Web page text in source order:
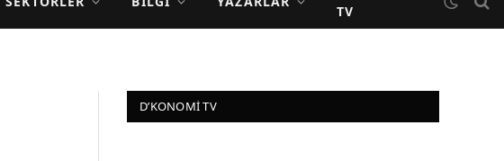
TV
D’KONOMI TV